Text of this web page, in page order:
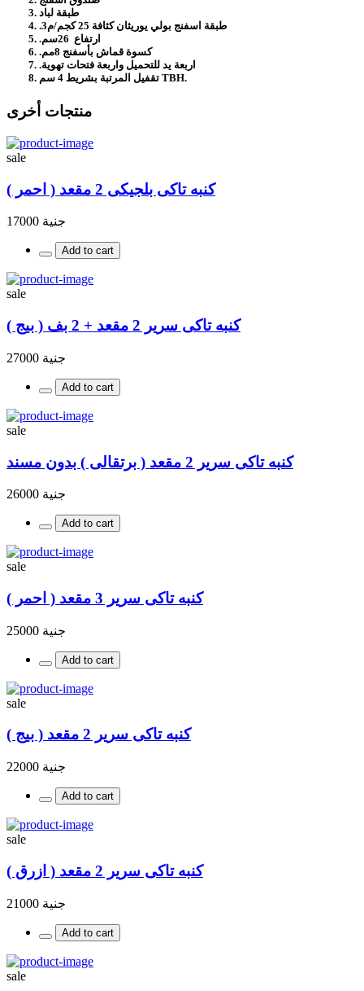
طبقة لباد
طبقة اسفنج بولي يوريثان كثافة 25 كجم/م3‏.‏
ارتفاع 26سم‏.‏
كسوة قماش بأسفنج 8مم‏.‏
اربعة يد للتحميل واربعة فتحات تهوية‏.‏
تقفيل المرتبة بشريط 4 سم TBH‏.‏
منتجات أخرى
sale
كنبه تاكى بلجيكى 2 مقعد ( احمر )
جنية 17000
Add to cart
sale
كنبه تاكى سرير 2 مقعد + 2 بف ( بيج )
جنية 27000
Add to cart
sale
كنبه تاكى سرير 2 مقعد ( برتقالى ) بدون مسند
جنية 26000
Add to cart
sale
كنبه تاكى سرير 3 مقعد ( احمر )
جنية 25000
Add to cart
sale
كنبه تاكى سرير 2 مقعد ( بيج )
جنية 22000
Add to cart
sale
كنبه تاكى سرير 2 مقعد ( ازرق )
جنية 21000
Add to cart
sale